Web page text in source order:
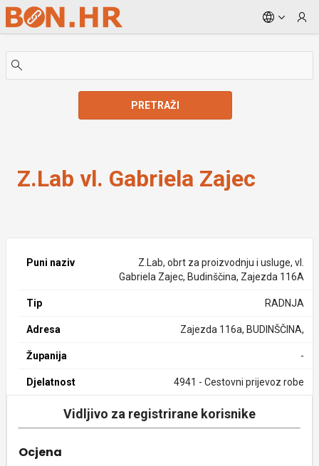
Skip to Main Content
PRETRAŽI
Z.Lab vl. Gabriela Zajec
Puni naziv
Z.Lab, obrt za proizvodnju i usluge, vl.
Gabriela Zajec, Budinščina, Zajezda 116A
Tip RADNJA
Adresa Zajezda 116a, BUDINŠČINA,
Županija -
Djelatnost 4941 - Cestovni prijevoz robe
Vidljivo za registrirane korisnike
Ocjena